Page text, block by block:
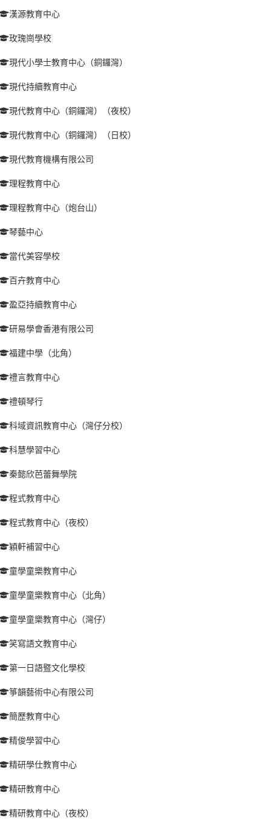
漢源教育中心
玫瑰崗學校
現代小學士教育中心（銅鑼灣）
現代持續教育中心
現代教育中心（銅鑼灣）（夜校）
現代教育中心（銅鑼灣）（日校）
現代教育機構有限公司
理程教育中心
理程教育中心（炮台山）
琴藝中心
當代美容學校
百卉教育中心
盈亞持續教育中心
研易學會香港有限公司
福建中學（北角）
禮言教育中心
禮頓琴行
科域資訊教育中心（灣仔分校）
科慧學習中心
秦懿欣芭蕾舞學院
程式教育中心
程式教育中心（夜校）
穎軒補習中心
童學童樂教育中心
童學童樂教育中心（北角）
童學童樂教育中心（灣仔）
笑寫語文教育中心
第一日語暨文化學校
箏韻藝術中心有限公司
簡歷教育中心
精俊學習中心
精研學仕教育中心
精研教育中心
精研教育中心（夜校）